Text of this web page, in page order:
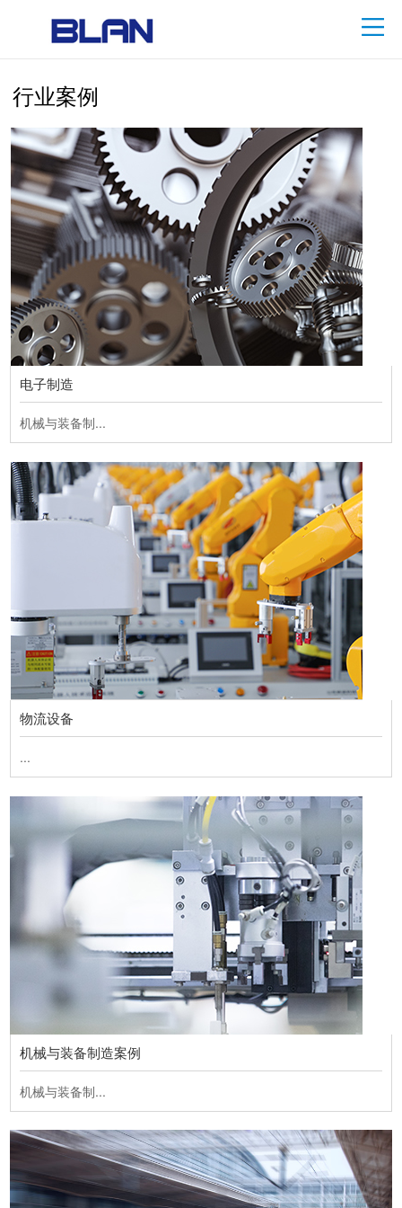
行业案例
电子制造
机械与装备制...
物流设备
...
机械与装备制造案例
机械与装备制...